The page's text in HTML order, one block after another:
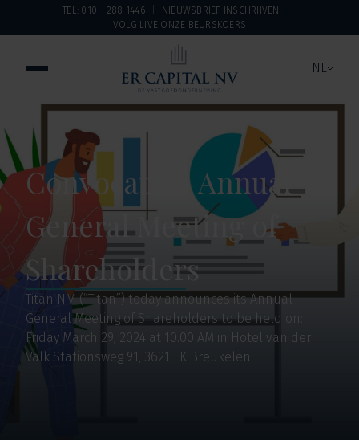
TEL: 010 - 288 1446
NIEUWSBRIEF INSCHRIJVEN
VOLG LIVE ONZE BEURSKOERS
NL
Convocation Annual
General Meeting of
Shareholders
Titan N.V. (“Titan”) today announces its Annual
General Meeting of Shareholders to be held on:
Friday March 29, 2024 at 10.00 AM in Hotel van der
Valk Stationsweg 91, 3621 LK Breukelen.